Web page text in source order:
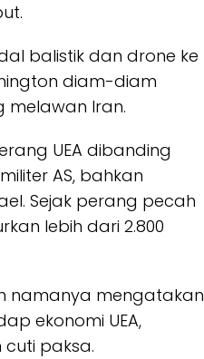
balistik dan drone ke
diam-diam
Iran.
UEA dibanding
AS, bahkan
Sejak perang pecah
lebih dari 2.800
namanya mengatakan
ekonomi UEA,
paksa.